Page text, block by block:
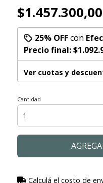
$1.457.300,00
25% OFFcon
Precio final:
Ver cuotas y
Cantidad
Calculá el costo de